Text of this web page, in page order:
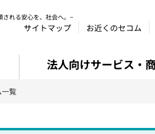
サイトマップ お近くのセコム
法人向けサービス・
される安心を、社会へ。−
一覧